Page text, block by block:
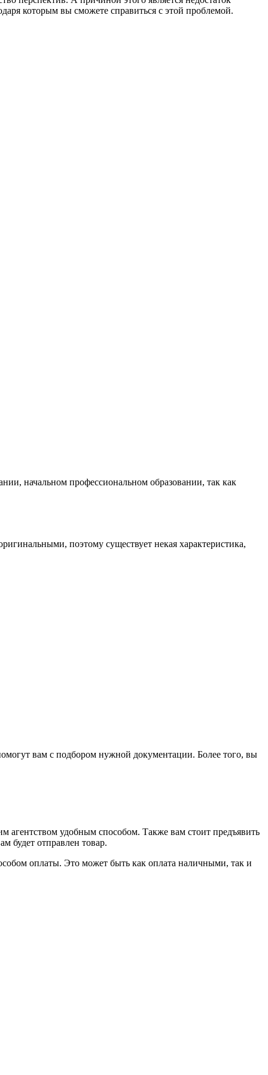
которым вы сможете справиться с этой проблемой.
начальном профессиональном образовании, так как
поэтому существует некая характеристика,
вам с подбором нужной документации. Более того, вы
агентством удобным способом. Также вам стоит предъявить
будет отправлен товар.
оплаты. Это может быть как оплата наличными, так и